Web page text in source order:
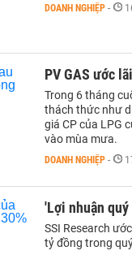
DOANH NGHIỆP -
PV GAS ước
Trong 6 tháng
thách thức như
giá CP của LPG
vào mùa mưa.
DOANH NGHIỆP -
'Lợi nhuận quý
SSI Research
tỷ đồng trong